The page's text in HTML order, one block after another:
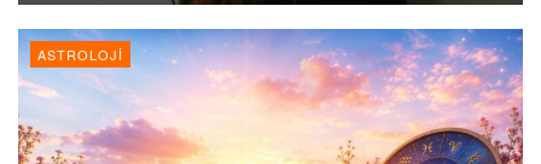
ASTROLOJI